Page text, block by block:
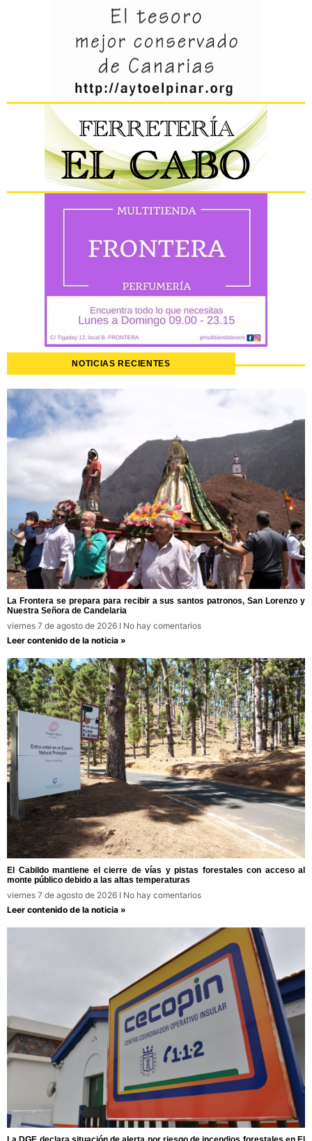
NOTICIAS RECIENTES
La Frontera se prepara para recibir a sus santos patronos, San Lorenzo y
Nuestra Señora de Candelaria
viernes 7 de agosto de 2026
No hay comentarios
Leer contenido de la noticia »
El Cabildo mantiene el cierre de vías y pistas forestales con acceso al
monte público debido a las altas temperaturas
viernes 7 de agosto de 2026
No hay comentarios
Leer contenido de la noticia »